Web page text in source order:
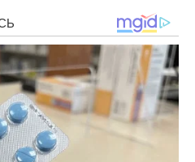
Нехай все у вас буде
для ibilingua
з друзями на Facebook!